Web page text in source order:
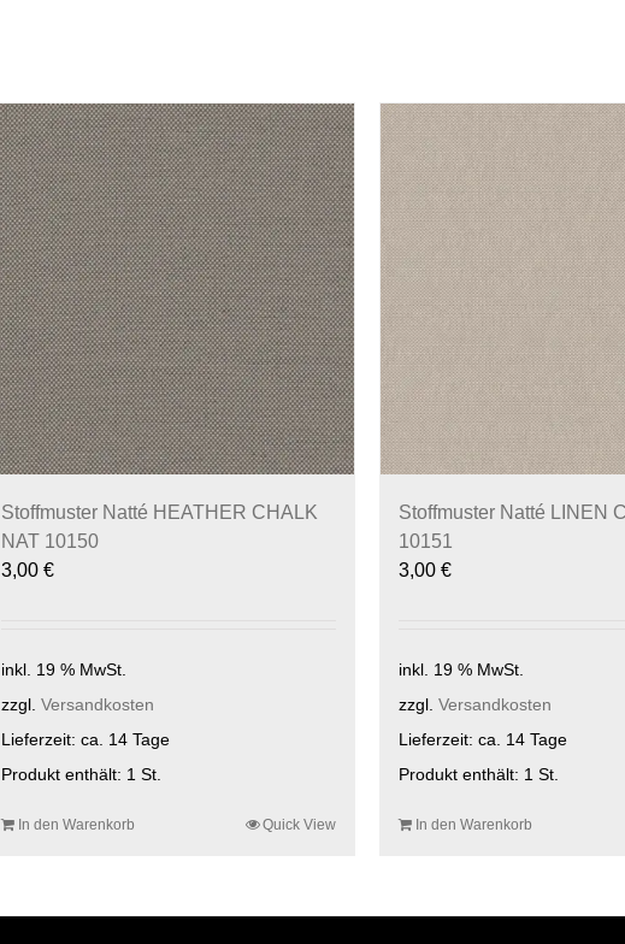
Stoffmuster Natté HEATHER CHALK
NAT 10150
3,00 €
inkl. 19 % MwSt.
zzgl. Versandkosten
Lieferzeit: ca. 14 Tage
Produkt enthält: 1 St.
In den Warenkorb Quick View
Stoffmuster Natté LINEN
10151
3,00 €
inkl. 19 % MwSt.
zzgl. Versandkosten
Lieferzeit: ca. 14 Tage
Produkt enthält: 1 St.
In den Warenkorb